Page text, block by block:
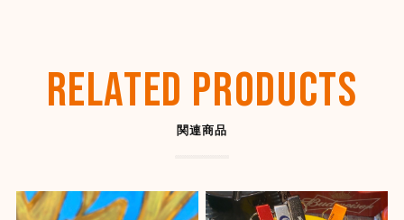
2026/07/26
とても良い感じです。ありがとうございました。また機
RELATED PRODUCTS
関連商品